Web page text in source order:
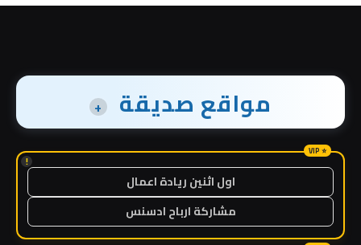
مواقع صديقة +
!
اول اثنين ريادة اعمال
مشاركة ارباح ادسنس